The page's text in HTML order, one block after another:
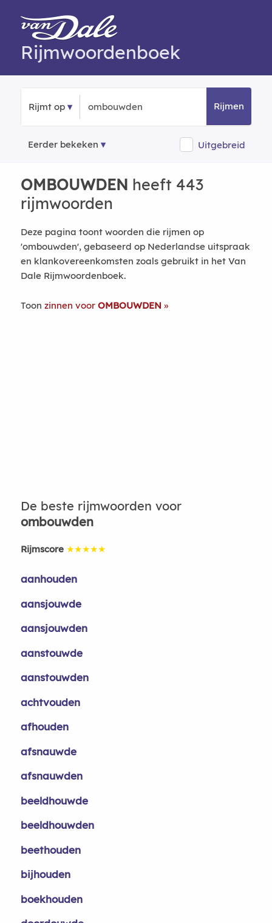
Rijmwoordenboek
Rijmt op Rijmen
Eerder bekeken Uitgebreid
OMBOUWDEN heeft 443
rijmwoorden
Deze pagina toont woorden die rijmen op
'ombouwden', gebaseerd op Nederlandse uitspraak
en klankovereenkomsten zoals gebruikt in het Van
Dale Rijmwoordenboek.
Toon zinnen voor OMBOUWDEN
De beste rijmwoorden voor
ombouwden
Rijmscore ★★★★★
aanhouden
aansjouwde
aansjouwden
aanstouwde
aanstouwden
achtvouden
afhouden
afsnauwde
afsnauwden
beeldhouwde
beeldhouwden
beethouden
bijhouden
boekhouden